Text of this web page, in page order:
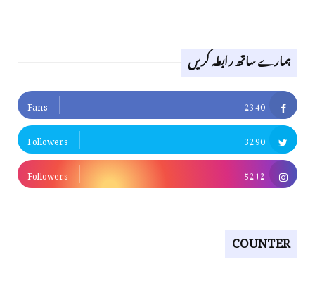
ہمارے ساتھ رابطہ کریں
2340
Fans
3290
Followers
5212
Followers
COUNTER